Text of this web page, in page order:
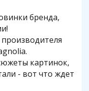
бренда,
картинок,
- вот что ждет